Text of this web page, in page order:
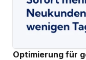
Optimierung für